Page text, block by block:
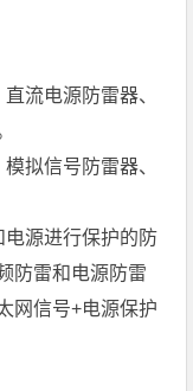
流电源防雷器、
拟信号防雷器、
电源进行保护的防
防雷和电源防雷
网信号+电源保护